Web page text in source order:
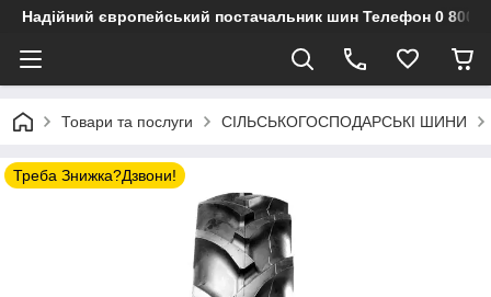
Надійний європейський постачальник шин Телефон 0 800
Товари та послуги СІЛЬСЬКОГОСПОДАРСЬКІ ШИНИ
Треба Знижка?Дзвони!